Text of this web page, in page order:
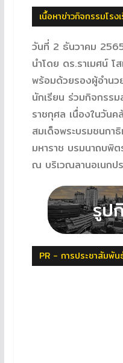
เนื้อหาข่าวกิจกรรมโรง
วันที่ 2 ธันวาคม
นำโดย ดร.ราเมศน์ โ
พร้อมด้วยรองผู้อำนว
นักเรียน ร่วมกิจกรร
ราชกุศล เนื่องในวันค
สมเด็จพระบรมชนกา
มหาราช บรมนาถบพิ
ณ บริเวณลานอเนกป
PR - การประชาสัมพัน